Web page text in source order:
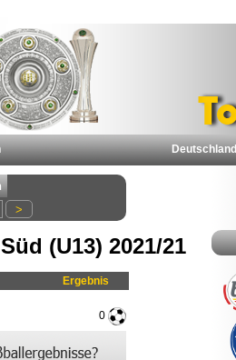
Deutschland
(U13) 2021/21
Ergebnis
0